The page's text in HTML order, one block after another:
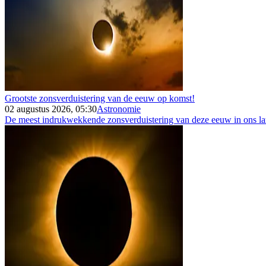
Grootste zonsverduistering van de eeuw op komst!
02 augustus 2026, 05:30Astronomie
De meest indrukwekkende zonsverduistering van deze eeuw in ons